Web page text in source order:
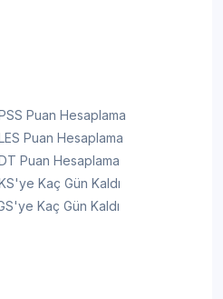
Puan Hesaplama
Puan Hesaplama
Puan Hesaplama
Kaç Gün Kaldı
Kaç Gün Kaldı